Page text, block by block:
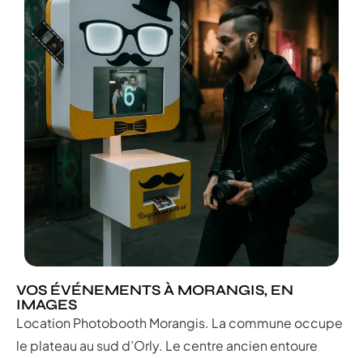
VOS ÉVÉNEMENTS À MORANGIS, EN
IMAGES
Location Photobooth Morangis. La commune occupe
le plateau au sud d’Orly. Le centre ancien entoure